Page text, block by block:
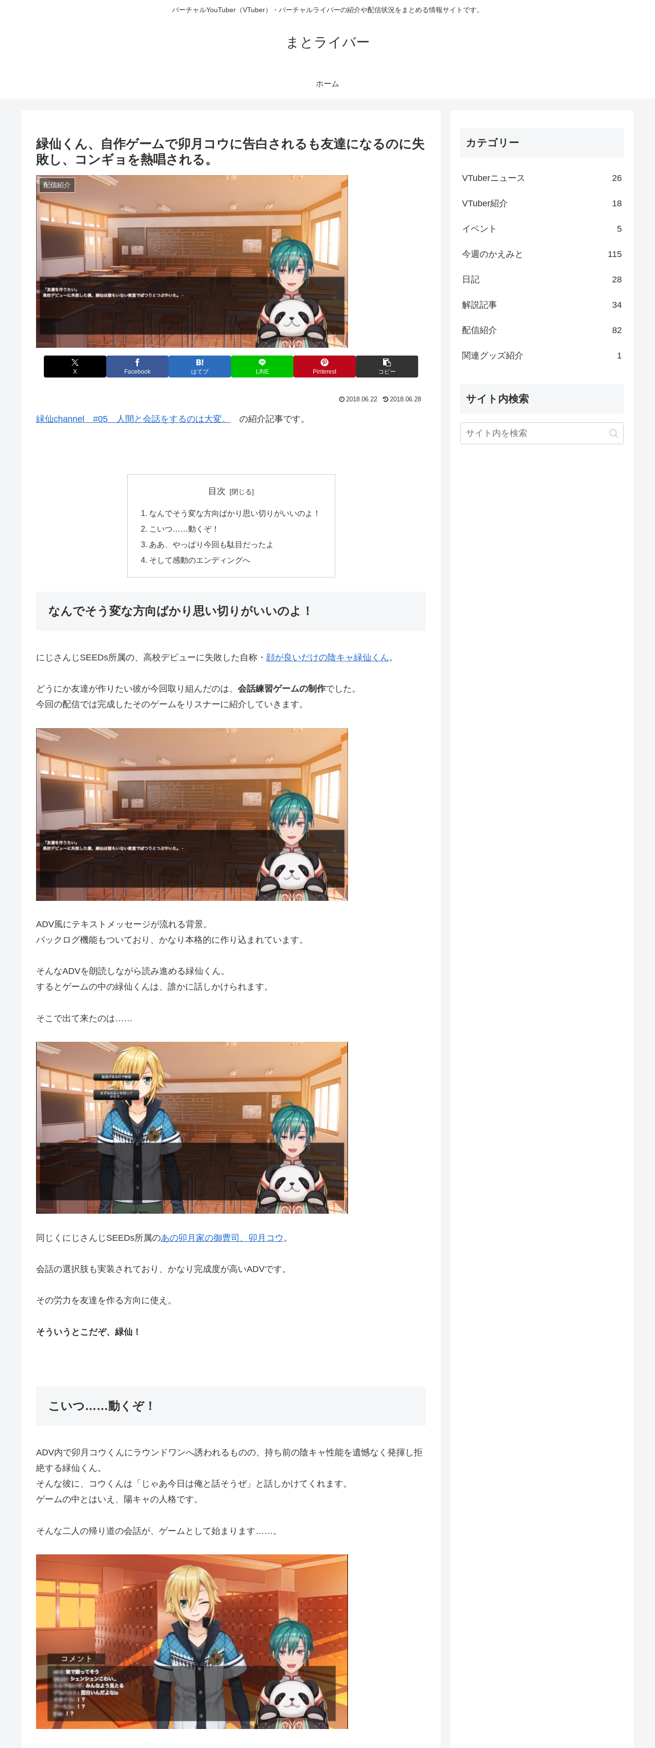
バーチャルYouTuber（VTuber）・バーチャルライバーの紹介や配信状況をまとめる情報サイトです。
まとライバー
ホーム
緑仙くん、自作ゲームで卯月コウに告白されるも友達になるのに失
敗し、コンギョを熱唱される。
配信紹介
X Facebook はてブ LINE Pinterest コピー
2018.06.22 2018.06.28
緑仙channel #05 人間と会話をするのは大変。 の紹介記事です。
目次
なんでそう変な方向ばかり思い切りがいいのよ！
こいつ……動くぞ！
ああ、やっぱり今回も駄目だったよ
そして感動のエンディングへ
なんでそう変な方向ばかり思い切りがいいのよ！
にじさんじSEEDs所属の、高校デビューに失敗した自称・ 顔が良いだけの陰キャ緑仙くん。
どうにか友達が作りたい彼が今回取り組んだのは、 会話練習ゲームの制作でした。
今回の配信では完成したそのゲームをリスナーに紹介していきます。
ADV風にテキストメッセージが流れる背景。
バックログ機能もついており、かなり本格的に作り込まれています。
そんなADVを朗読しながら読み進める緑仙くん。
するとゲームの中の緑仙くんは、誰かに話しかけられます。
そこで出て来たのは……
同じくにじさんじSEEDs所属のあの卯月家の御曹司、卯月コウ 。
会話の選択肢も実装されており、かなり完成度が高いADVです。
その労力を友達を作る方向に使え。
そういうとこだぞ、緑仙！
こいつ……動くぞ！
ADV内で卯月コウくんにラウンドワンへ誘われるものの、持ち前の陰キャ性能を遺憾なく発揮し拒
絶する緑仙くん。
そんな彼に、コウくんは「じゃあ今日は俺と話そうぜ」と話しかけてくれます。
ゲームの中とはいえ、陽キャの人格です。
そんな二人の帰り道の会話が、ゲームとして始まります……。
カテゴリー
VTuberニュース 26
VTuber紹介 18
イベント 5
今週のかえみと 115
日記 28
解説記事 34
配信紹介 82
関連グッズ紹介 1
サイト内検索